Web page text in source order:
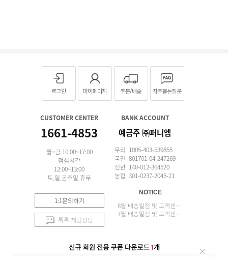
로그인 마이페이지 주문/배송 자주묻는질문
CUSTOMER CENTER
1661-4853
월~금 10:00~17:00
점심시간
12:00~13:00
토,일,공휴일 휴무
1:1문의하기
톡톡 채팅상담
BANK ACCOUNT
예금주 ㈜퍼니엠
우리 1005-403-539855
국민 801701-04-247269
신한 140-012-364520
농협 301-0237-2045-21
NOTICE
8월 배송일정 및 고객센터 업무 안내
7월 배송일정 및 고객센터 업무 안내
APP 설치